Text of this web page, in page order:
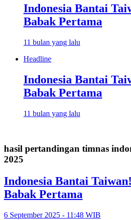
Indonesia Bantai
Babak Pertama
11 bulan yang lalu
Headline
Indonesia Bantai
Babak Pertama
11 bulan yang lalu
hasil pertandingan timnas
2025
Indonesia Bantai
Babak Pertama
6 September 2025 - 11:48 WIB